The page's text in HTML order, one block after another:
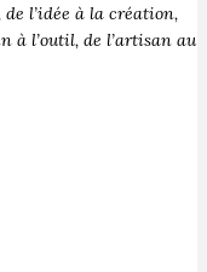
l’idée à la création,
à l’outil, de l’artisan au